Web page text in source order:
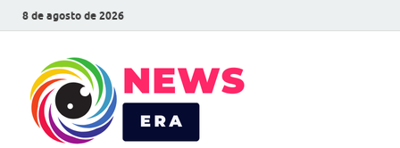
8 de agosto de 2026